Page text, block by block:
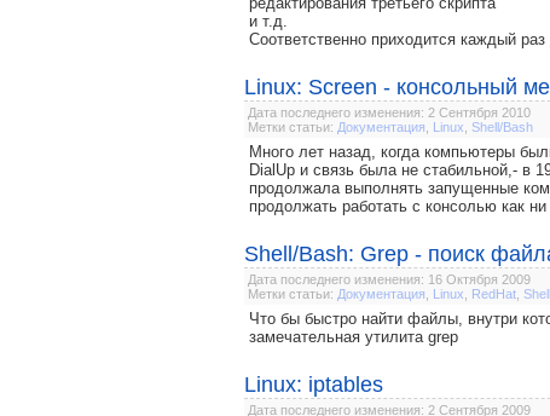
и т.д.
Соответственно приходится каждый
Linux: Screen - консольный
Дата последнего изменения: 2 Сентября 2010
Метки статьи: Документация Linux Shell/Bash
Много лет назад, когда компьютеры
DialUp и связь была не стабильной,- в
продолжала выполнять запущенные
продолжать работать с консолью как
Shell/Bash: Grep - поиск
Дата последнего изменения: 16 Октября 2009
Метки статьи: Документация Linux RedHat
Что бы быстро найти файлы, внутри
замечательная утилита grep
Linux: iptables
Дата последнего изменения: 2 Сентября 2009